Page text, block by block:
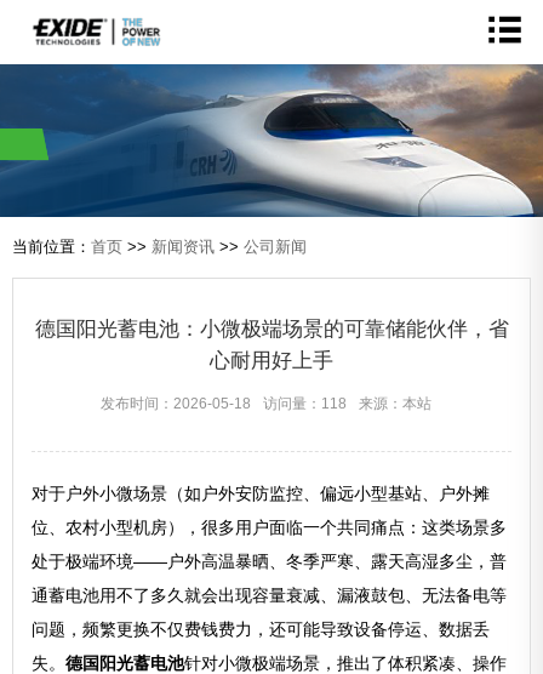
当前位置： 首页 >> 新闻资讯 >> 公司新闻
德国阳光蓄电池：小微极端场景的可靠储能伙伴，省
心耐用好上手
发布时间：2026-05-18 访问量：118 来源：本站
对于户外小微场景（如户外安防监控、偏远小型基站、户外摊
位、农村小型机房），很多用户面临一个共同痛点：这类场景多
处于极端环境——户外高温暴晒、冬季严寒、露天高湿多尘，普
通蓄电池用不了多久就会出现容量衰减、漏液鼓包、无法备电等
问题，频繁更换不仅费钱费力，还可能导致设备停运、数据丢
失。德国阳光蓄电池针对小微极端场景，推出了体积紧凑、操作